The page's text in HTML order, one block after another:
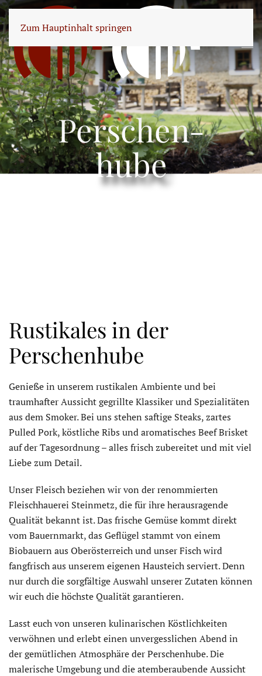
Zum Hauptinhalt springen
Perschen-
hube
Rustikales in der
Perschenhube
Genieße in unserem rustikalen Ambiente und bei
traumhafter Aussicht gegrillte Klassiker und Spezialitäten
aus dem Smoker. Bei uns stehen saftige Steaks, zartes
Pulled Pork, köstliche Ribs und aromatisches Beef Brisket
auf der Tagesordnung – alles frisch zubereitet und mit viel
Liebe zum Detail.
Unser Fleisch beziehen wir von der renommierten
Fleischhauerei Steinmetz, die für ihre herausragende
Qualität bekannt ist. Das frische Gemüse kommt direkt
vom Bauernmarkt, das Geflügel stammt von einem
Biobauern aus Oberösterreich und unser Fisch wird
fangfrisch aus unserem eigenen Hausteich serviert. Denn
nur durch die sorgfältige Auswahl unserer Zutaten können
wir euch die höchste Qualität garantieren.
Lasst euch von unseren kulinarischen Köstlichkeiten
verwöhnen und erlebt einen unvergesslichen Abend in
der gemütlichen Atmosphäre der Perschenhube. Die
malerische Umgebung und die atemberaubende Aussicht